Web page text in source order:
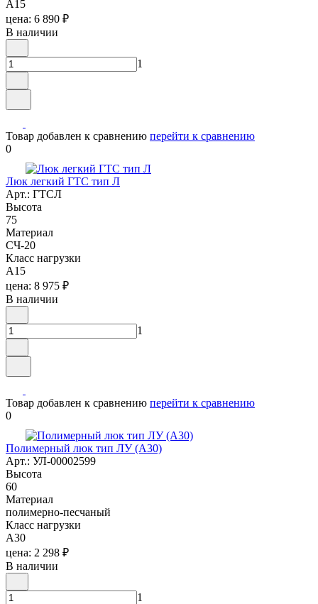
A15
цена: 6 890 ₽
В наличии
1
Товар добавлен к сравнению перейти к сравнению
0
Люк легкий ГТС тип Л
Арт.: ГТСЛ
Высота
75
Материал
СЧ-20
Класс нагрузки
A15
цена: 8 975 ₽
В наличии
1
Товар добавлен к сравнению перейти к сравнению
0
Полимерный люк тип ЛУ (А30)
Арт.: УЛ-00002599
Высота
60
Материал
полимерно-песчаный
Класс нагрузки
A30
цена: 2 298 ₽
В наличии
1